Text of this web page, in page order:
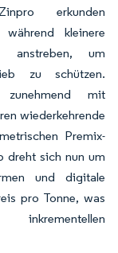
erkunden
während kleinere
anstreben, um
zu schützen.
zunehmend mit
wiederkehrende
Premix-
dreht sich nun um
und digitale
pro Tonne, was